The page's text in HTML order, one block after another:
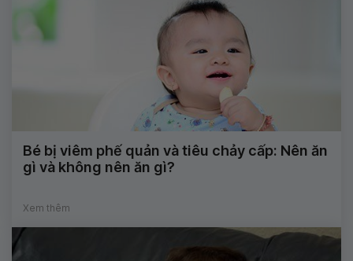
Bé bị viêm phế quản và tiêu chảy cấp: Nên ăn
gì và không nên ăn gì?
Xem thêm